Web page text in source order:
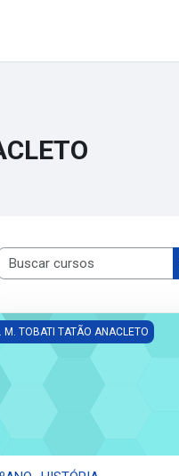
HISTÓRIA
M. TOBATI TATÃO ANACLETO